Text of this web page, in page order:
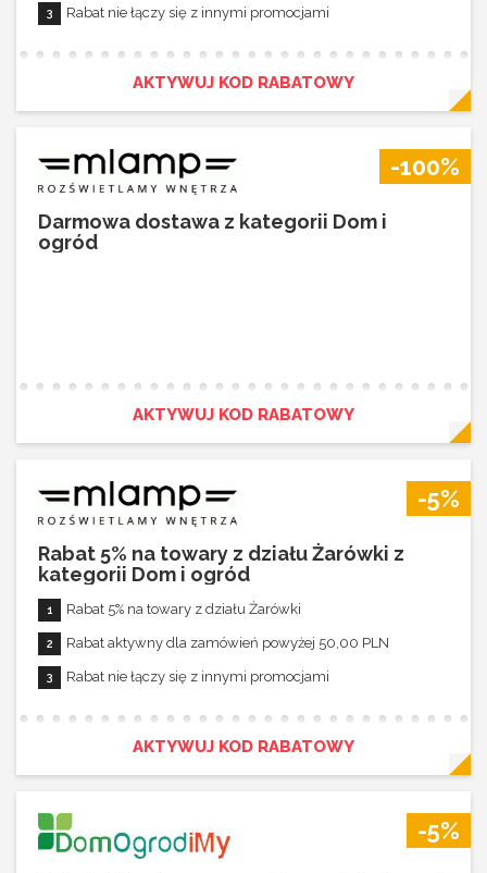
Rabat nie łączy się z innymi promocjami
AKTYWUJ KOD RABATOWY
-100%
Darmowa dostawa z kategorii Dom i
ogród
AKTYWUJ KOD RABATOWY
-5%
Rabat 5% na towary z działu Żarówki z
kategorii Dom i ogród
Rabat 5% na towary z działu Żarówki
Rabat aktywny dla zamówień powyżej 50,00 PLN
Rabat nie łączy się z innymi promocjami
AKTYWUJ KOD RABATOWY
-5%